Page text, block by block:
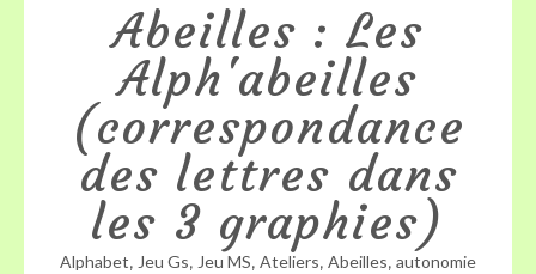
Abeilles : Les
Alph'abeilles
(correspondance
des lettres dans
les 3 graphies)
Alphabet, Jeu Gs, Jeu MS, Ateliers, Abeilles, autonomie